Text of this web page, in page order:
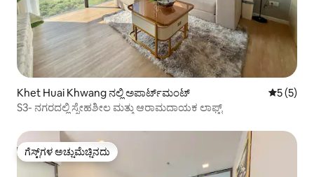
Khet Huai Khwang ನಲ್ಲಿ ಅಪಾರ್ಟ್‌ಮಂಟ್ 5 ರಲ್ಲಿ 5
5 (5)
S3- ನಗರದಲ್ಲಿ ಸ್ನೇಹಶೀಲ ಮತ್ತು ಆರಾಮದಾಯಕ ಲಾಫ್ಟ್
ಗೆಸ್ಟ್‌ಗಳ ಅಚ್ಚುಮೆಚ್ಚಿನದು
ಗೆಸ್ಟ್‌ಗಳ ಅಚ್ಚುಮೆಚ್ಚಿನದು